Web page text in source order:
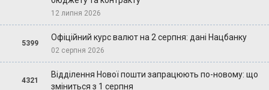
12 липня 2026
5399
Офіційний курс валют на 2 серпня: дані Нацбанку
02 серпня 2026
4321
Відділення Нової пошти запрацюють по-новому: що
зміниться з 1 серпня